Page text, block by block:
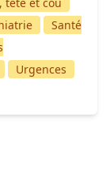
Santé
Urgences